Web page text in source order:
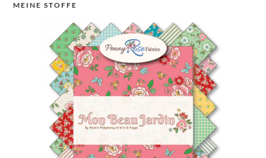
MEINE STOFFE